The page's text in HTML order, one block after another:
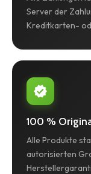
Server der
Kreditkarten-
100 %
Alle Produkte
autorisierten